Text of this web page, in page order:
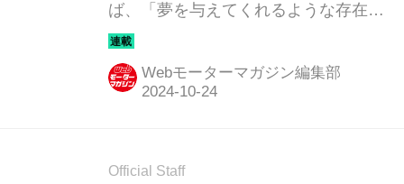
ば、「夢を与えてくれるような存在」
だ。ここでは、国内外のそんな魅力あ
るモデルたちを簡単に紹介していこ
う。今回は、ロータス セオリー
Webモーターマガジン編集部
Official Staff